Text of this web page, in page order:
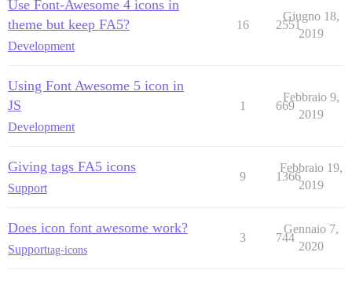
Use Font-Awesome 4 icons in
theme but keep FA5?
Development
16 2551
Giugno 18,
2019
Using Font Awesome 5 icon in
JS
Development
1 669
Febbraio 9,
2019
Giving tags FA5 icons
Support
9 1366
Febbraio 19,
2019
Does icon font awesome work?
Supporttag-icons
3 744
Gennaio 7,
2020